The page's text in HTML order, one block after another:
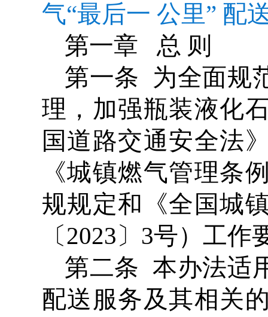
气“最后一 公里” 配
第一章 总 则
第一条 为全面规
理，加强瓶装液化
国道路交通安全法
《城镇燃气管理条
规规定和《全国城
〔2023〕3号）工
第二条 本办法适
配送服务及其相关